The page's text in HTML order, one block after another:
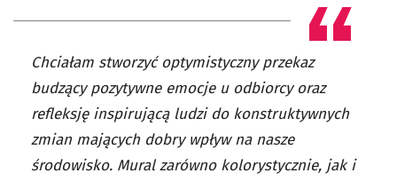
Chciałam stworzyć optymistyczny przekaz
budzący pozytywne emocje u odbiorcy oraz
refleksję inspirującą ludzi do konstruktywnych
zmian mających dobry wpływ na nasze
środowisko. Mural zarówno kolorystycznie, jak i